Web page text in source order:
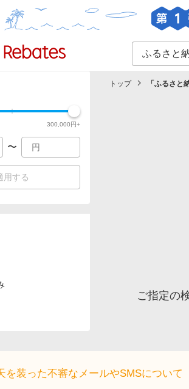
イベント一覧
300,000円+
〜
用する
トップ 「 ふるさと
ご指定の
を装った不審なメールやSMSについて